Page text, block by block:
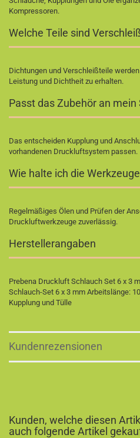
Kompressoren.
Welche Teile sind
Dichtungen und Verschleißteile
Leistung und Dichtheit zu erhalten.
Passt das Zubehör an mein
Das entscheiden Kupplung und
vorhandenen Druckluftsystem passen.
Wie halte ich die
Regelmäßiges Ölen und Prüfen der
Druckluftwerkzeuge zuverlässig.
Herstellerangaben
Prebena Druckluft Schlauch Set 6 x 3
Schlauch-Set 6 x 3 mm Arbeitslänge:
Kupplung und Tülle
Kundenrezensionen
Kunden, welche diesen
auch folgende Artikel